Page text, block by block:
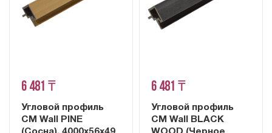
6 481 ₸
Угловой профиль
CM Wall PINE
6 481 ₸
Угловой профиль
CM Wall BLACK